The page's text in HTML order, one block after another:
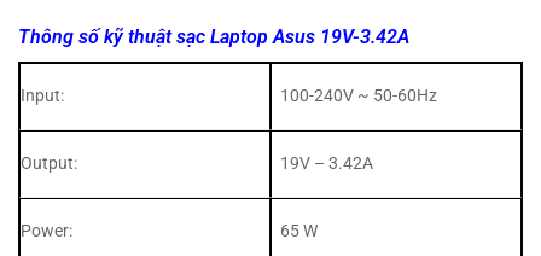
Thông số kỹ thuật sạc Laptop Asus 19V-3.42A
Input: 100-240V ~ 50-60Hz
Output: 19V – 3.42A
Power: 65 W